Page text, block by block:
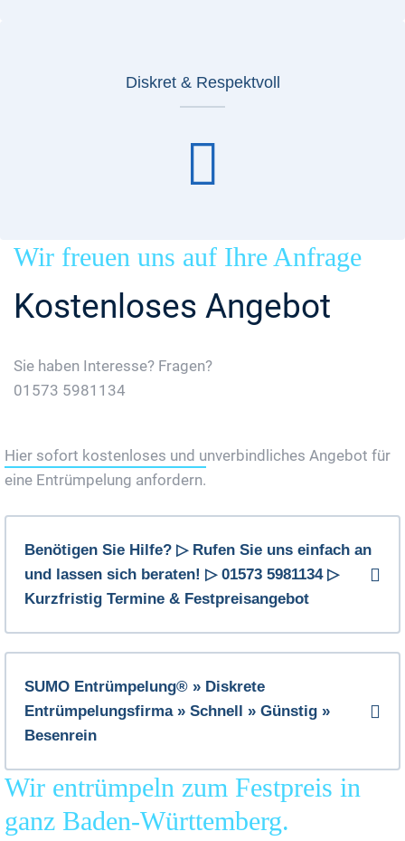
Diskret & Respektvoll
Wir freuen uns auf Ihre Anfrage
Kostenloses Angebot
Sie haben Interesse? Fragen?
01573 5981134
Hier sofort kostenloses und unverbindliches Angebot für
eine Entrümpelung anfordern.
Benötigen Sie Hilfe? ▷ Rufen Sie uns einfach an
und lassen sich beraten! ▷ 01573 5981134 ▷
Kurzfristig Termine & Festpreisangebot
SUMO Entrümpelung® » Diskrete
Entrümpelungsfirma » Schnell » Günstig »
Besenrein
Wir entrümpeln zum Festpreis in
ganz Baden-Württemberg.